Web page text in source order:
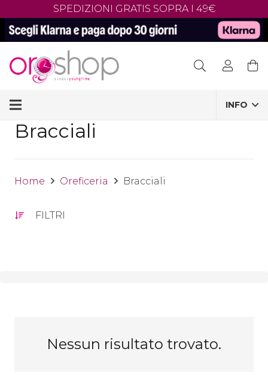
SPEDIZIONI GRATIS SOPRA I 49€
Products
search
INFO
Bracciali
Home Oreficeria Bracciali
FILTRI
Nessun risultato trovato.